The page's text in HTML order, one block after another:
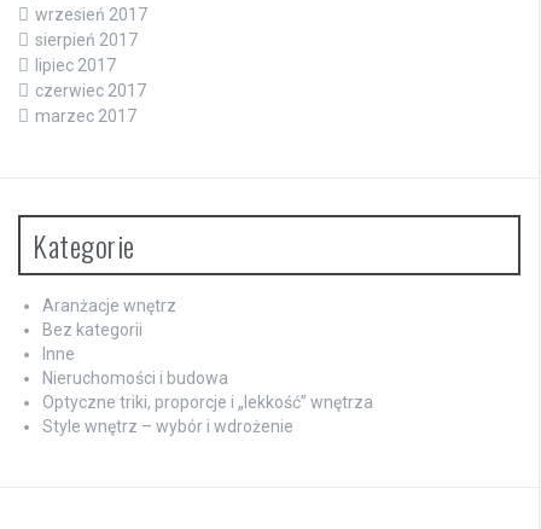
wrzesień 2017
sierpień 2017
lipiec 2017
czerwiec 2017
marzec 2017
Kategorie
Aranżacje wnętrz
Bez kategorii
Inne
Nieruchomości i budowa
Optyczne triki, proporcje i „lekkość” wnętrza
Style wnętrz – wybór i wdrożenie